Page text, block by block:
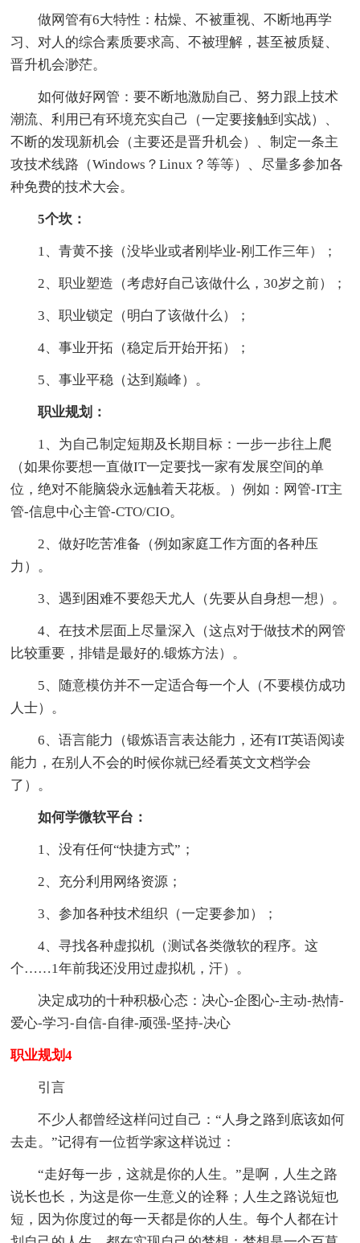
做网管有6大特性：枯燥、不被重视、不断地再学
习、对人的综合素质要求高、不被理解，甚至被质疑、
晋升机会渺茫。
如何做好网管：要不断地激励自己、努力跟上技术
潮流、利用已有环境充实自己（一定要接触到实战）、
不断的发现新机会（主要还是晋升机会）、制定一条主
攻技术线路（Windows？Linux？等等）、尽量多参加各
种免费的技术大会。
5个坎：
1、青黄不接（没毕业或者刚毕业-刚工作三年）；
2、职业塑造（考虑好自己该做什么，30岁之前）；
3、职业锁定（明白了该做什么）；
4、事业开拓（稳定后开始开拓）；
5、事业平稳（达到巅峰）。
职业规划：
1、为自己制定短期及长期目标：一步一步往上爬
（如果你要想一直做IT一定要找一家有发展空间的单
位，绝对不能脑袋永远触着天花板。）例如：网管-IT主
管-信息中心主管-CTO/CIO。
2、做好吃苦准备（例如家庭工作方面的各种压
力）。
3、遇到困难不要怨天尤人（先要从自身想一想）。
4、在技术层面上尽量深入（这点对于做技术的网管
比较重要，排错是最好的.锻炼方法）。
5、随意模仿并不一定适合每一个人（不要模仿成功
人士）。
6、语言能力（锻炼语言表达能力，还有IT英语阅读
能力，在别人不会的时候你就已经看英文文档学会
了）。
如何学微软平台：
1、没有任何“快捷方式”；
2、充分利用网络资源；
3、参加各种技术组织（一定要参加）；
4、寻找各种虚拟机（测试各类微软的程序。这
个……1年前我还没用过虚拟机，汗）。
决定成功的十种积极心态：决心-企图心-主动-热情-
爱心-学习-自信-自律-顽强-坚持-决心
职业规划4
引言
不少人都曾经这样问过自己：“人身之路到底该如何
去走。”记得有一位哲学家这样说过：
“走好每一步，这就是你的人生。”是啊，人生之路
说长也长，为这是你一生意义的诠释；人生之路说短也
短，因为你度过的每一天都是你的人生。每个人都在计